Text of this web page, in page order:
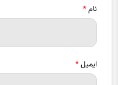
نام*
ایمیل*